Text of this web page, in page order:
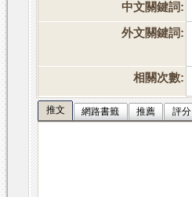
中文關鍵詞:
外文關鍵詞:
相關次數:
推文 網路書籤 推薦 評分